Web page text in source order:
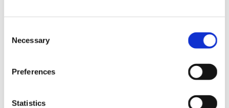
Selection
Necessary
Preferences
Statistics
ViSoft 360
ViSoft Premium
ViSoft Rozšířená realita
ViSoft ViPlan